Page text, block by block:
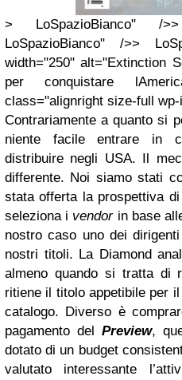
> LoSpazioBianco" /
LoSpazioBianco" />>
width="250" alt="Extinction
per conquistare
class="alignright size-full
Contrariamente a quanto si
niente facile entrare in
distribuire negli USA. Il
differente. Noi siamo stati
stata offerta la prospettiva
seleziona i vendorin base
nostro caso uno dei
nostri titoli. La Diamond
almeno quando si tratta di
ritiene il titolo appetibile per
catalogo. Diverso è
pagamento del Preview,
dotato di un budget
valutato interessante